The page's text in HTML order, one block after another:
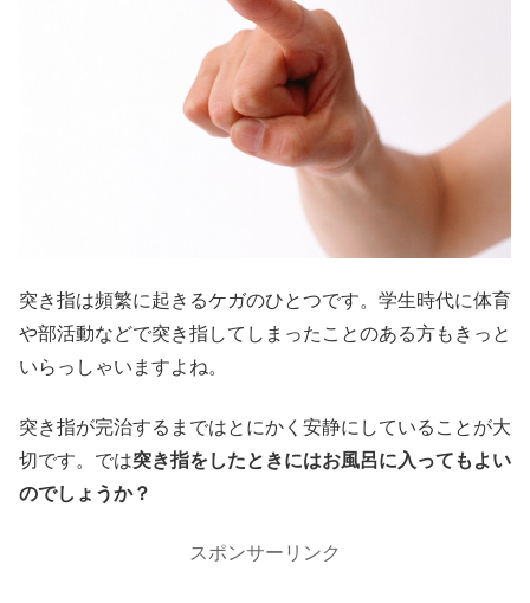
突き指は頻繁に起きるケガのひとつです。学生時代に体育
や部活動などで突き指してしまったことのある方もきっと
いらっしゃいますよね。
突き指が完治するまではとにかく安静にしていることが大
切です。では突き指をしたときにはお風呂に入ってもよい
のでしょうか？
スポンサーリンク